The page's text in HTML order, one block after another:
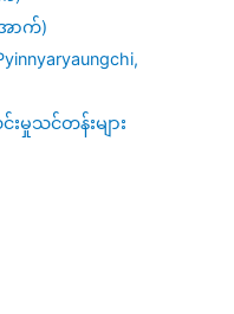
ာက်)
မှုသင်တန်းများ